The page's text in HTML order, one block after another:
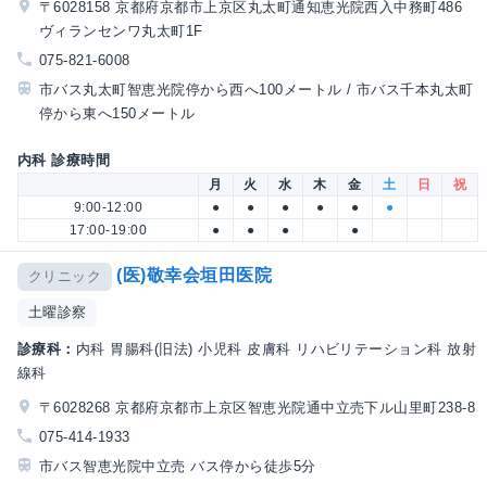
〒6028158 京都府京都市上京区丸太町通知恵光院西入中務町486
ヴィランセンワ丸太町1F
075-821-6008
市バス丸太町智恵光院停から西へ100メートル / 市バス千本丸太町
停から東へ150メートル
内科 診療時間
月 火 水 木 金 土 日
祝
9:00-12:00
● ● ● ● ●
●
17:00-19:00
● ● ● ●
クリニック (医)敬幸会垣田医院
土曜診察
診療科： 内科 胃腸科(旧法) 小児科 皮膚科 リハビリテーション科 放射
線科
〒6028268 京都府京都市上京区智恵光院通中立売下ル山里町238-8
075-414-1933
市バス智恵光院中立売 バス停から徒歩5分